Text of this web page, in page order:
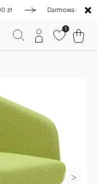
Darmowa dostawa
1